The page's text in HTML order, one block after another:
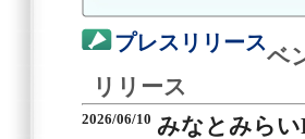
プレスリリース
ベ
リリース
2026/06/10 みなとみら